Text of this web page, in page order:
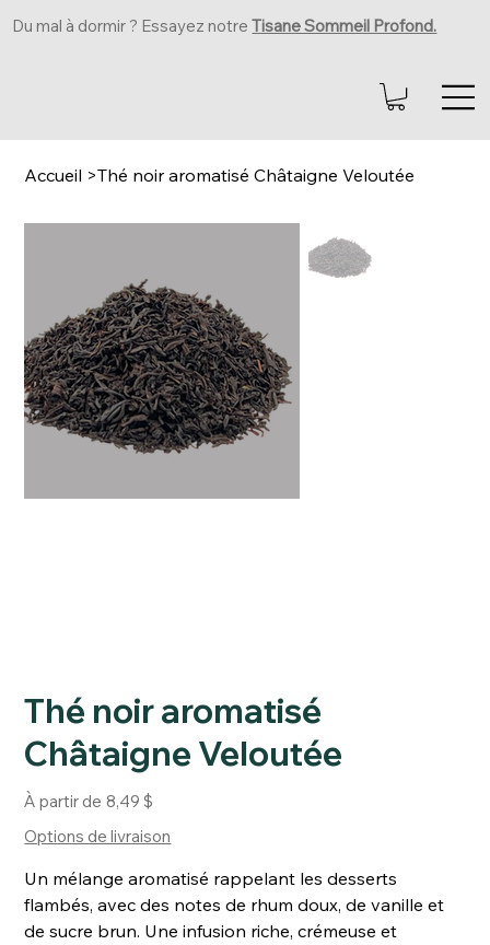
Du mal à dormir ? Essayez notreTisane Sommeil Profond.
Accueil >Thé noir aromatisé Châtaigne Veloutée
Thé noir aromatisé
Châtaigne Veloutée
À partir de Prix
8,49 $
Options de livraison
Un mélange aromatisé rappelant les desserts
flambés, avec des notes de rhum doux, de vanille et
de sucre brun. Une infusion riche, crémeuse et